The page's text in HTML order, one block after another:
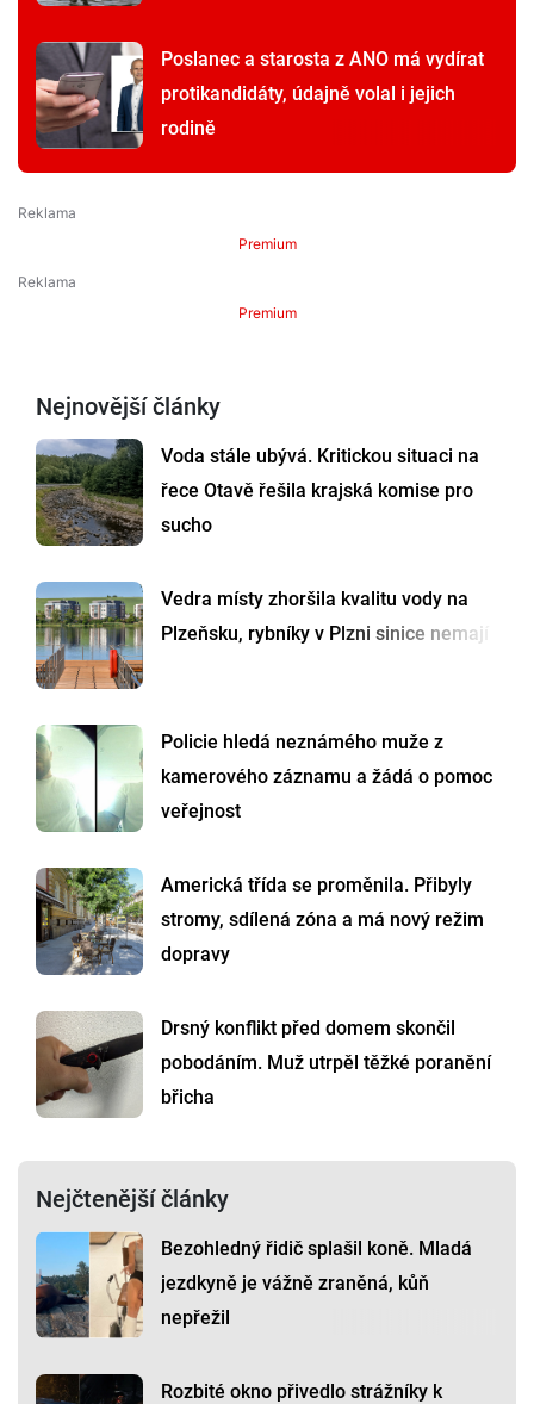
Poslanec a starosta z ANO má vydírat
protikandidáty, údajně volal i jejich
rodině
Premium
Premium
Nejnovější články
Voda stále ubývá. Kritickou situaci na
řece Otavě řešila krajská komise pro
sucho
Vedra místy zhoršila kvalitu vody na
Plzeňsku, rybníky v Plzni sinice nemají
Policie hledá neznámého muže z
kamerového záznamu a žádá o pomoc
veřejnost
Americká třída se proměnila. Přibyly
stromy, sdílená zóna a má nový režim
dopravy
Drsný konflikt před domem skončil
pobodáním. Muž utrpěl těžké poranění
břicha
Nejčtenější články
Bezohledný řidič splašil koně. Mladá
jezdkyně je vážně zraněná, kůň
nepřežil
Rozbité okno přivedlo strážníky k